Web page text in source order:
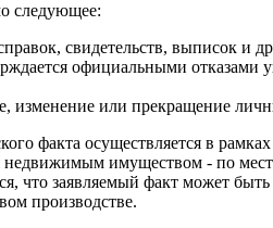
следующее:
свидетельств, выписок и
официальными
изменение или прекращение
факта осуществляется в
имуществом - по
что заявляемый факт может
производстве.